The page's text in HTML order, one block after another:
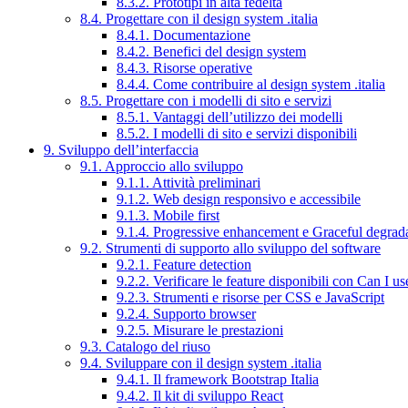
8.4. Progettare con il design system .italia
8.4.1. Documentazione
8.4.2. Benefici del design system
8.4.3. Risorse operative
8.4.4. Come contribuire al design system .italia
8.5. Progettare con i modelli di sito e servizi
8.5.1. Vantaggi dell’utilizzo dei modelli
8.5.2. I modelli di sito e servizi disponibili
9. Sviluppo dell’interfaccia
9.1. Approccio allo sviluppo
9.1.1. Attività preliminari
9.1.2. Web design responsivo e accessibile
9.1.3. Mobile first
9.1.4. Progressive enhancement e Graceful
9.2. Strumenti di supporto allo sviluppo del software
9.2.1. Feature detection
9.2.2. Verificare le feature disponibili con Can I
9.2.3. Strumenti e risorse per CSS e JavaScript
9.2.4. Supporto browser
9.2.5. Misurare le prestazioni
9.3. Catalogo del riuso
9.4. Sviluppare con il design system .italia
9.4.1. Il framework Bootstrap Italia
9.4.2. Il kit di sviluppo React